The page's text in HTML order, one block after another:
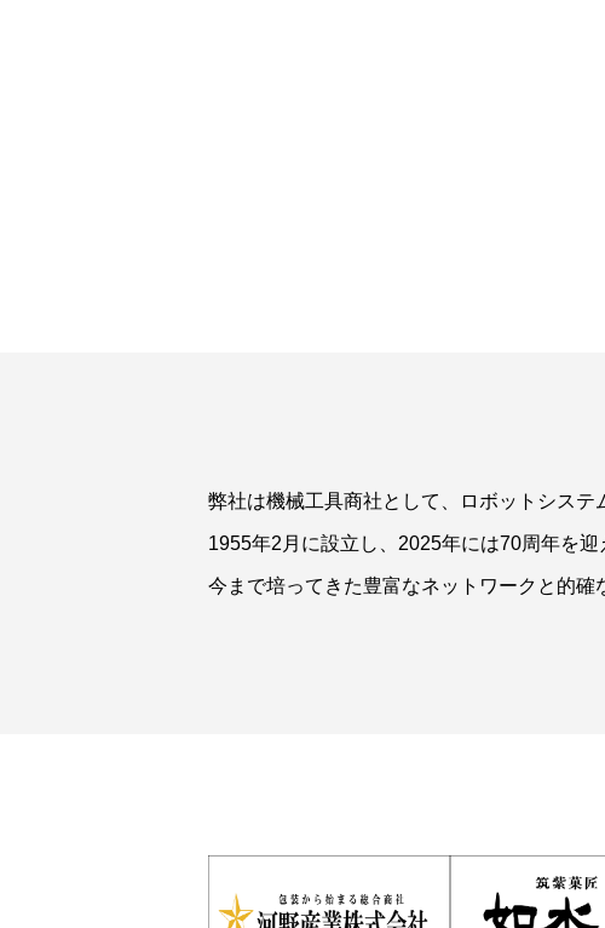
弊社は機械工具商社として、ロボットシステ
1955年2月に設立し、2025年には70周年を迎
今まで培ってきた豊富なネットワークと的確